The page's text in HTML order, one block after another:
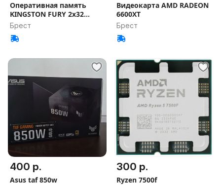
Оперативная память
KINGSTON FURY 2x32
5200МГц
Брест
Видеокарта AMD RADEON
6600XT
Брест
400 р.
Asus taf 850w
300 р.
Ryzen 7500f